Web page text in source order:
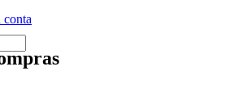
conta